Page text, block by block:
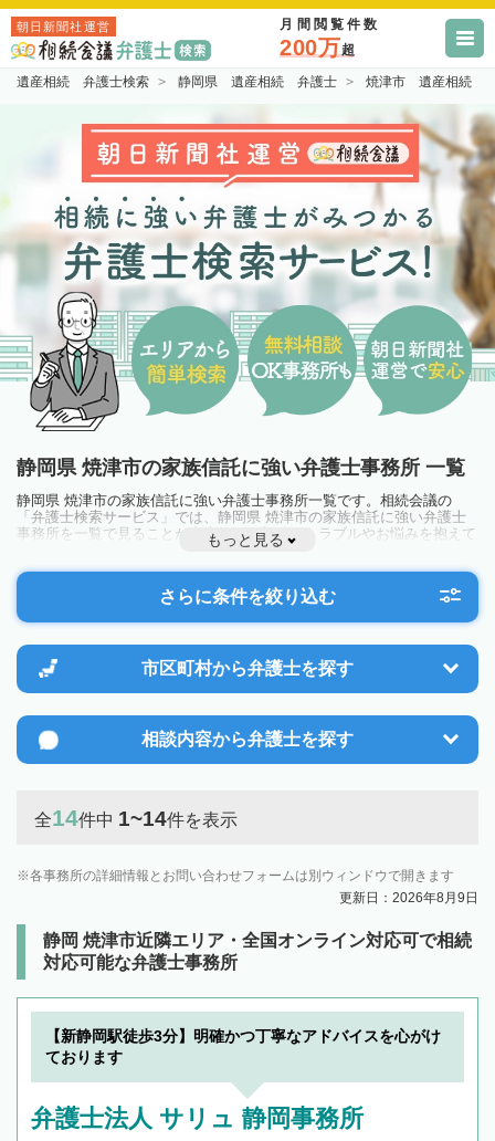
朝日新聞社運営 月間閲覧件数
200万超
遺産相続 弁護士検索 静岡県 遺産相続 弁護士 焼津市 遺産相続
静岡県 焼津市の家族信託に強い弁護士事務所 一覧
静岡県 焼津市の家族信託に強い弁護士事務所一覧です。相続会議の
「弁護士検索サービス」では、静岡県 焼津市の家族信託に強い弁護士
事務所を一覧で見ることが出来ます。相続のトラブルやお悩みを抱えて
いる方は一度近隣の弁護士に相談してみましょう。
もっと見る
さらに条件を絞り込む
市区町村から弁護士を探す
相談内容から弁護士を探す
全14件中 1~14件を表示
各事務所の詳細情報とお問い合わせフォームは別ウィンドウで開きます
更新日：2026年8月9日
静岡 焼津市近隣エリア・全国オンライン対応可で相続
対応可能な弁護士事務所
【新静岡駅徒歩3分】明確かつ丁寧なアドバイスを心がけ
ております
弁護士法人 サリュ 静岡事務所